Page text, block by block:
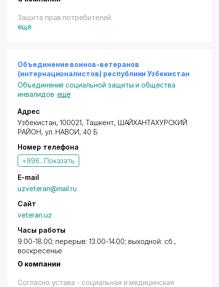
Защита прав потребителей.
ещё
Объединение воинов-ветеранов
(интернационалистов) республики Узбекистан
Объединения социальной защиты и общества
инвалидов ещё
Адрес
Узбекистан, 100021, Ташкент, ШАЙХАНТАХУРСКИЙ
РАЙОН, ул. НАВОИ, 40 Б
Номер телефона
+998...Показать
E-mail
uzveteran@mail.ru
Сайт
veteran.uz
Часы работы
9.00-18.00; перерыв: 13.00-14.00; выходной: сб.,
воскресенье
О компании
Согласно устава - социальная и медицинская